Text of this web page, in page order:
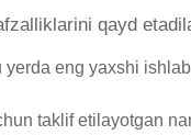
qayd
eng yaxshi
taklif etilayotgan